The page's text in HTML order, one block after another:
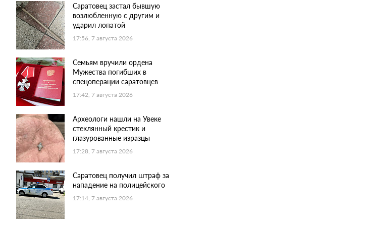
Саратовец застал бывшую
возлюбленную с другим и
ударил лопатой
17:56, 7 августа 2026
Семьям вручили ордена
Мужества погибших в
спецоперации саратовцев
17:42, 7 августа 2026
Археологи нашли на Увеке
стеклянный крестик и
глазурованные изразцы
17:28, 7 августа 2026
Саратовец получил штраф за
нападение на полицейского
17:14, 7 августа 2026